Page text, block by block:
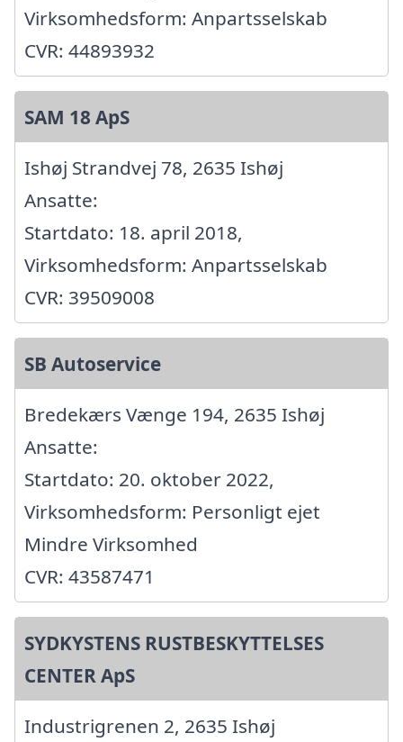
Virksomhedsform: Anpartsselskab
CVR: 44893932
SAM 18 ApS
Ishøj Strandvej 78, 2635 Ishøj
Ansatte:
Startdato: 18. april 2018,
Virksomhedsform: Anpartsselskab
CVR: 39509008
SB Autoservice
Bredekærs Vænge 194, 2635 Ishøj
Ansatte:
Startdato: 20. oktober 2022,
Virksomhedsform: Personligt ejet
Mindre Virksomhed
CVR: 43587471
SYDKYSTENS RUSTBESKYTTELSES
CENTER ApS
Industrigrenen 2, 2635 Ishøj